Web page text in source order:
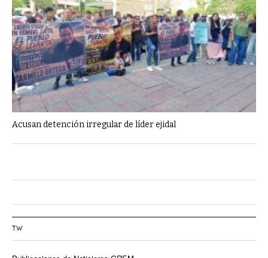
Acusan detención irregular de líder ejidal
TW